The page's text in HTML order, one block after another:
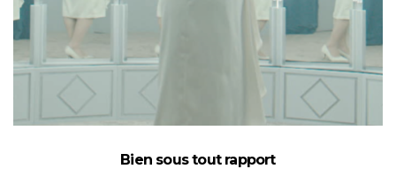
Bien sous tout rapport